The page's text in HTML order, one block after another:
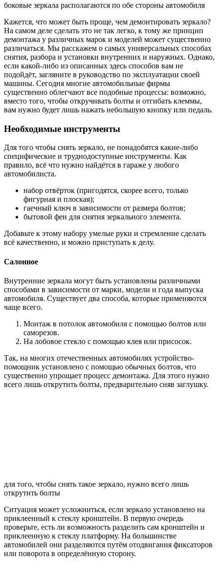
боковые зеркала располагаются по обе стороны автомобиля
Кажется, что может быть проще, чем демонтировать зеркало?
На самом деле сделать это не так легко, к тому же принцип
демонтажа у различных марок и моделей может существенно
различаться. Мы расскажем о самых универсальных способах
снятия, разбора и установки внутренних и наружных. Однако,
если какой-либо из описанных здесь способов вам не
подойдёт, загляните в руководство по эксплуатации своей
машины. Сегодня многие автомобильные фирмы
существенно облегчают все подобные процессы: возможно,
вместо того, чтобы откручивать болты и отгибать клеммы,
вам нужно будет лишь нажать небольшую кнопку или педаль.
Необходимые инструменты
Для того чтобы снять зеркало, не понадобятся какие-либо
специфические и труднодоступные инструменты. Как
правило, всё что нужно найдётся в гараже у любого
автомобилиста.
набор отвёрток (пригодятся, скорее всего, только
фигурная и плоская);
гаечный ключ в зависимости от размера болтов;
бытовой фен для снятия зеркального элемента.
Добавьте к этому набору умелые руки и стремление сделать
всё качественно, и можно приступать к делу.
Салонное
Внутренние зеркала могут быть установлены различными
способами в зависимости от марки, модели и года выпуска
автомобиля. Существует два способа, которые применяются
чаще всего.
Монтаж в потолок автомобиля с помощью болтов или
саморезов.
На лобовое стекло с помощью клея или присосок.
Так, на многих отечественных автомобилях устройство-
помощник установлено с помощью обычных болтов, что
существенно упрощает процесс демонтажа. Для этого нужно
всего лишь открутить болты, предварительно сняв заглушку.
для того, чтобы снять такое зеркало, нужно всего лишь
открутить болты
Ситуация может усложниться, если зеркало установлено на
приклеенный к стеклу кронштейн. В первую очередь
проверьте, есть ли возможность разделить сам кронштейн и
приклеенную к стеклу платформу. На большинстве
автомобилей они разделяются путём отодвигания фиксаторов
или поворота в определённую сторону.